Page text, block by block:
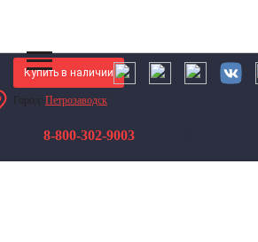
Купить в наличии
Город: Петрозаводск
8-800-302-9003